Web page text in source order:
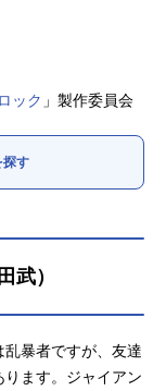
ック 」製作委員会
探す
武）
暴者ですが、友達
ます。ジャイアン